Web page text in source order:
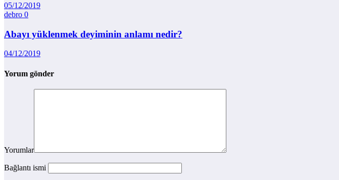
05/12/2019
debro 0
Abayı yüklenmek deyiminin anlamı nedir?
04/12/2019
Yorum gönder
Yorumlar
Bağlantı ismi